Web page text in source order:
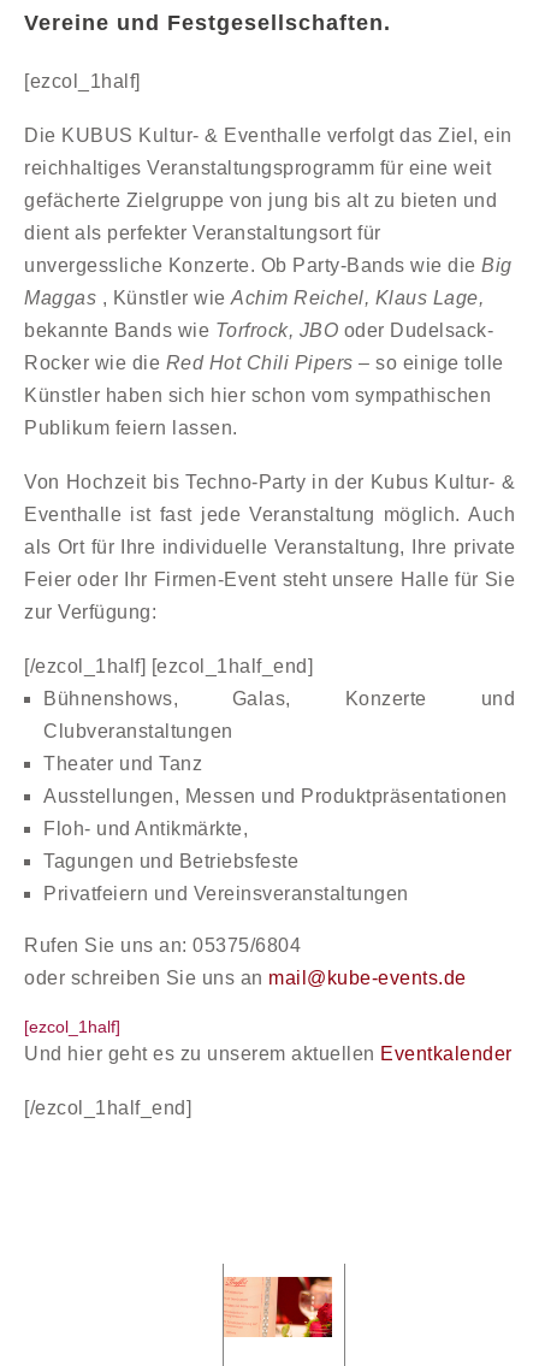
Vereine und Festgesellschaften.
[ezcol_1half]
Die KUBUS Kultur- & Eventhalle verfolgt das Ziel, ein
reichhaltiges Veranstaltungsprogramm für eine weit
gefächerte Zielgruppe von jung bis alt zu bieten und
dient als perfekter Veranstaltungsort für
unvergessliche Konzerte. Ob Party-Bands wie die Big
Maggas , Künstler wie Achim Reichel, Klaus Lage,
bekannte Bands wie Torfrock, JBO oder Dudelsack-
Rocker wie die Red Hot Chili Pipers – so einige tolle
Künstler haben sich hier schon vom sympathischen
Publikum feiern lassen.
Von Hochzeit bis Techno-Party in der Kubus Kultur- &
Eventhalle ist fast jede Veranstaltung möglich. Auch
als Ort für Ihre individuelle Veranstaltung, Ihre private
Feier oder Ihr Firmen-Event steht unsere Halle für Sie
zur Verfügung:
[/ezcol_1half] [ezcol_1half_end]
Bühnenshows, Galas, Konzerte und
Clubveranstaltungen
Theater und Tanz
Ausstellungen, Messen und Produktpräsentationen
Floh- und Antikmärkte,
Tagungen und Betriebsfeste
Privatfeiern und Vereinsveranstaltungen
Rufen Sie uns an: 05375/6804
oder schreiben Sie uns an mail@kube-events.de
[ezcol_1half]
Und hier geht es zu unserem aktuellen Eventkalender
[/ezcol_1half_end]